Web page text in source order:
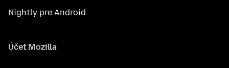
Nightly pre Android
Účet Mozilla